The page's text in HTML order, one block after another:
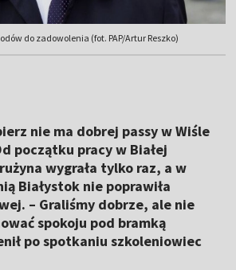
do zadowolenia (fot. PAP/Artur Reszko)
nie ma dobrej passy w Wiśle
początku pracy w Białej
wygrała tylko raz, a w
Białystok nie poprawiła
– Graliśmy dobrze, ale nie
spokoju pod bramką
po spotkaniu szkoleniowiec